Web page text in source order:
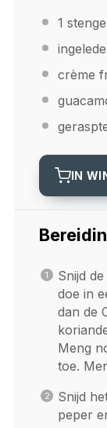
1
crème
IN
Snijd
doe in
dan de
Meng
toe.
Snijd
peper